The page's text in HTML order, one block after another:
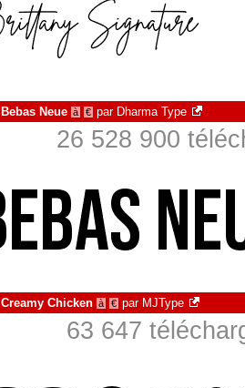
Bebas Neue à € par Dharma Type
26 528 900
Creamy Chicken à € par MJType
63 647